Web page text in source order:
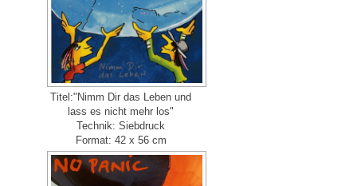
Titel:"Nimm Dir das Leben und
lass es nicht mehr los"
Technik: Siebdruck
Format: 42 x 56 cm